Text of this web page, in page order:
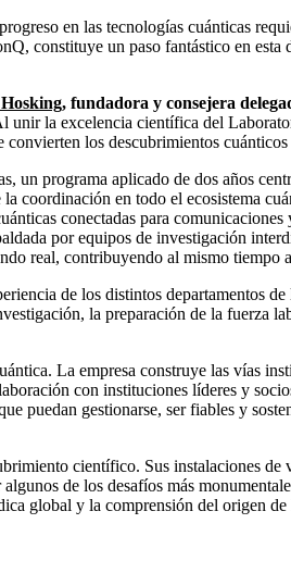
en las tecnologías cuánticas
constituye un paso fantástico en
, fundadora y consejera
la excelencia científica del
los descubrimientos
programa aplicado de dos años
coordinación en todo el ecosistema
conectadas para
por equipos de investigación
real, contribuyendo al mismo
de los distintos departamentos
la preparación de la fuerza
La empresa construye las vías
con instituciones líderes y
puedan gestionarse, ser fiables y
científico. Sus instalaciones
de los desafíos más
global y la comprensión del origen